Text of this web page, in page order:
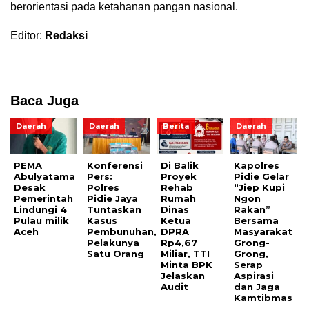
berorientasi pada ketahanan pangan nasional.
Editor: Redaksi
Baca Juga
Daerah
PEMA
Abulyatama
Desak
Pemerintah
Lindungi 4
Pulau milik
Aceh
Daerah
Konferensi
Pers:
Polres
Pidie Jaya
Tuntaskan
Kasus
Pembunuhan,
Pelakunya
Satu Orang
Berita
Di Balik
Proyek
Rehab
Rumah
Dinas
Ketua
DPRA
Rp4,67
Miliar, TTI
Minta BPK
Jelaskan
Audit
Daerah
Kapolres
Pidie Gelar
“Jiep Kupi
Ngon
Rakan”
Bersama
Masyarakat
Grong-
Grong,
Serap
Aspirasi
dan Jaga
Kamtibmas